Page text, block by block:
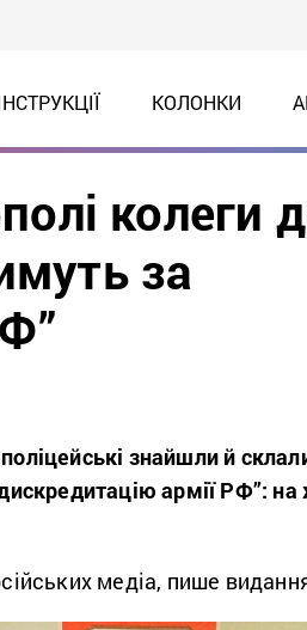
КОЛОНКИ
колеги
за
знайшли й
армії РФ”: на
медіа, пише